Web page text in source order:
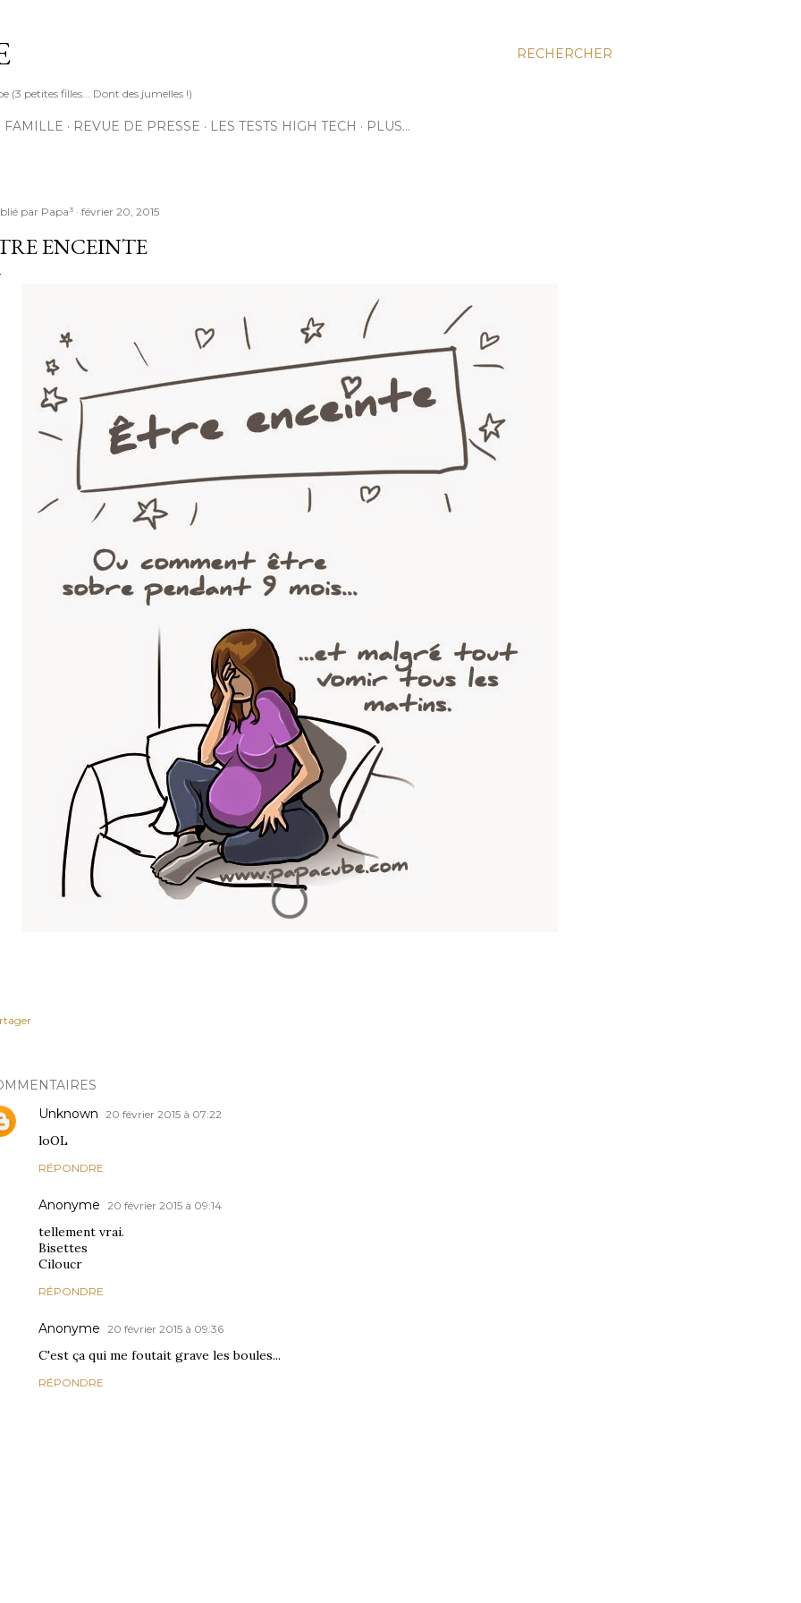
RECHERCHER
(3 petites filles... Dont des jumelles !)
FAMILLE REVUE DE PRESSE LES TESTS HIGH TECH PLUS…
par Papa³ février 20, 2015
ENCEINTE
Unknown 20 février 2015 à 07:22
loOL
RÉPONDRE
Anonyme 20 février 2015 à 09:14
tellement vrai.
Bisettes
Ciloucr
RÉPONDRE
Anonyme 20 février 2015 à 09:36
C'est ça qui me foutait grave les boules...
RÉPONDRE